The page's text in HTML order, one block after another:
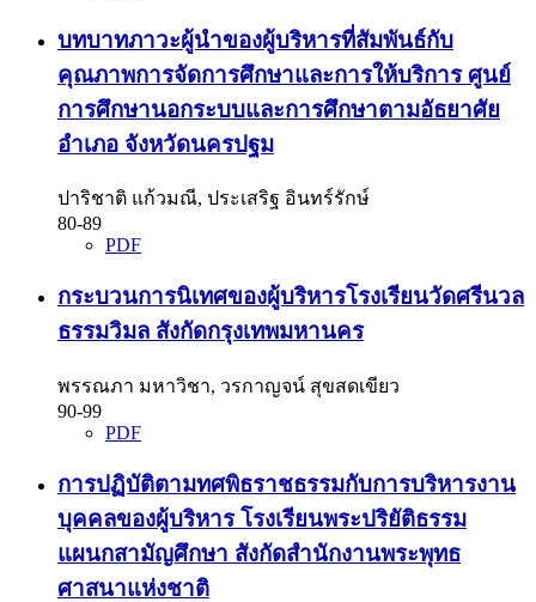
บทบาทภาวะผู้นำของผู้บริหารที่สัมพันธ์กับ
คุณภาพการจัดการศึกษาและการให้บริการ ศูนย์
การศึกษานอกระบบและการศึกษาตามอัธยาศัย
อำเภอ จังหวัดนครปฐม
ปาริชาติ แก้วมณี, ประเสริฐ อินทร์รักษ์
80-89
PDF
กระบวนการนิเทศของผู้บริหารโรงเรียนวัดศรีนวล
ธรรมวิมล สังกัดกรุงเทพมหานคร
พรรณภา มหาวิชา, วรกาญจน์ สุขสดเขียว
90-99
PDF
การปฏิบัติตามทศพิธราชธรรมกับการบริหารงาน
บุคคลของผู้บริหาร โรงเรียนพระปริยัติธรรม
แผนกสามัญศึกษา สังกัดสำนักงานพระพุทธ
ศาสนาแห่งชาติ